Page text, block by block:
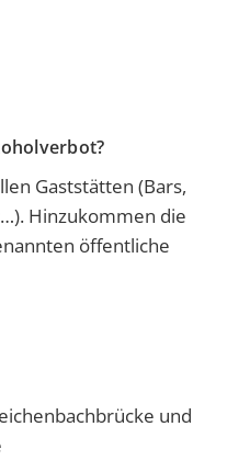
Gaststätten (Bars,
Hinzukommen die
öffentliche
und